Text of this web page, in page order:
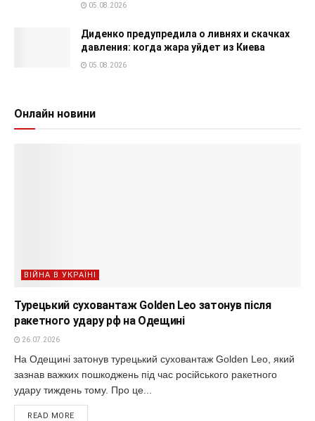
05.08.2026
Диденко предупредила о ливнях и скачках
давления: когда жара уйдет из Киева
05.08.2026
Онлайн новини
ВІЙНА В УКРАЇНІ
Турецький суховантаж Golden Leo затонув після
ракетного удару рф на Одещині
26.07.2026
На Одещині затонув турецький суховантаж Golden Leo, який
зазнав важких пошкоджень під час російського ракетного
удару тиждень тому. Про це...
READ MORE